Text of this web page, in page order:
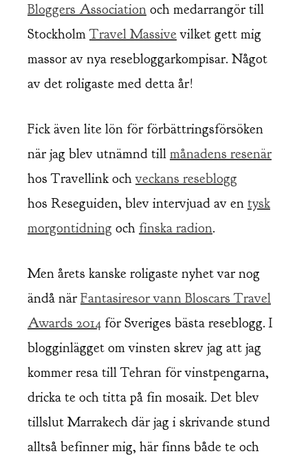
Bloggers Association och medarrangör till
StockholmTravel Massive vilket gett mig
massor av nya resebloggarkompisar. Något
av det roligaste med detta år!
Fick även lite lön för förbättringsförsöken
när jag blev utnämnd till månadens resenär
hos Travellink ochveckans reseblogg
hos Reseguiden, blev intervjuad av en tysk
morgontidning och finska radion.
Men årets kanske roligaste nyhet var nog
ändå närFantasiresor vann Bloscars Travel
Awards 2014 för Sveriges bästa reseblogg. I
blogginlägget om vinsten skrev jag att jag
kommer resa till Tehran för vinstpengarna,
dricka te och titta på fin mosaik. Det blev
tillslut Marrakech där jag i skrivande stund
alltså befinner mig, här finns både te och